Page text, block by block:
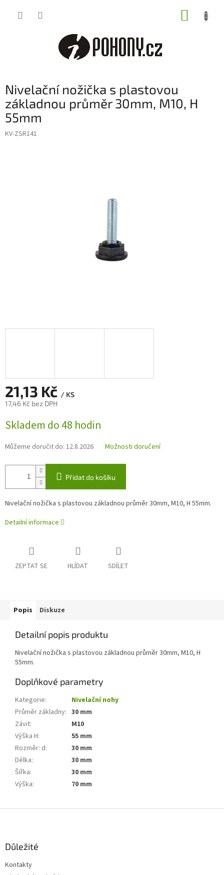
Nivelační nožička s plastovou
základnou průměr 30mm, M10, H
55mm
KV-ZSR141
21,13 Kč / KS
17,46 Kč bez DPH
cena:
Skladem do 48 hodin
Můžeme doručit do: 12.8.2026 Možnosti doručení
Přidat do košíku
Nivelační nožička s plastovou základnou průměr 30mm, M10, H 55mm.
Detailní informace
ZEPTAT SE HLÍDAT SDÍLET
Popis Diskuze
Detailní popis produktu
Nivelační nožička s plastovou základnou průměr 30mm, M10, H
55mm.
Doplňkové parametry
Kategorie:
Nivelační nohy
Průměr základny: 30 mm
Závit:
M10
Výška H:
55 mm
Rozměr: d:
30 mm
Délka:
30 mm
Šířka:
30 mm
Výška: 70 mm
Důležité
Kontakty